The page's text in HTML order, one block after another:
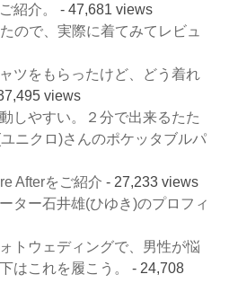
紹介。
- 47,681 views
ので、実際に着てみてレビュ
ツをもらったけど、どう着れ
views
しやすい。２分で出来るたた
ニクロ)さんのポケッタブルパ
Afterをご紹介 - 27,233 views
ター石井雄(ひゆき)のプロフィ
トウェディングで、男性が悩
はこれを履こう。
- 24,708